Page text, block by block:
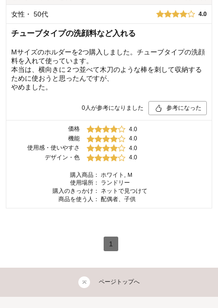
女性 ・ 50代 4.0
チューブタイプの洗顔料など入れる
Mサイズのホルダーを2つ購入しました。チューブタイプの洗顔
料を入れて使っています。
本当は、横向きに２つ並べて木刀のような棒を刺して収納する
ために使おうと思ったんですが、
やめました。
0人が参考になりました 参考になった
価格
4.0
機能
4.0
使用感・使いやすさ
4.0
デザイン・色
4.0
購入商品：
ホワイト, Ｍ
使用場所：
ランドリー
購入のきっかけ：
ネットで見つけて
商品を使う人： 配偶者、子供
1
ページトップへ